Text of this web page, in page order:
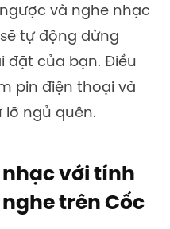
và nghe nhạc
tự động dừng
đặt của bạn. Điều
pin điện thoại và
lỡ ngủ quên.
với tính
trên Cốc